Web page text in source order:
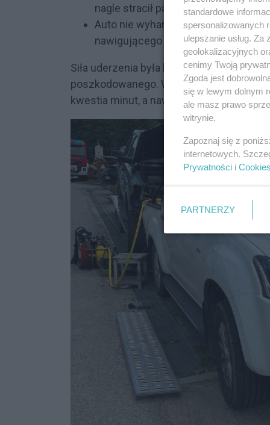
nagle stracił panowanie nad
Auto nie wyhamowało w porę,
nawigującego 44-latka.
Siła uderzenia była bezwzględna. Ciężki
poszkodowanego. W takich
kwestia minut, a nawet sekund, które
standardowe
spersonalizowanych
ulepszanie usług.
geolokalizacyjnych
cenimy Twoją
Zgoda jest
się w lewym dolnym
ale masz prawo
witrynie.
Zapoznaj się z
internetowych.
Prywatności i Cookies
PARTNERZY